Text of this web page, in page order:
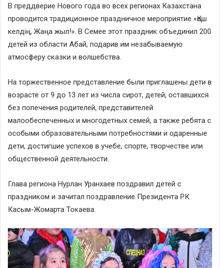
В преддверие Нового года во всех регионах Казахстана
проводится традиционное праздничное мероприятие «Қош
келдің, Жаңа жыл!». В Семее этот праздник объединил 200
детей из области Абай, подарив им незабываемую
атмосферу сказки и волшебства.
На торжественное представление были приглашены дети в
возрасте от 9 до 13 лет из числа сирот, детей, оставшихся
без попечения родителей, представителей
малообеспеченных и многодетных семей, а также ребята с
особыми образовательными потребностями и одаренные
дети, достигшие успехов в учебе, спорте, творчестве или
общественной деятельности.
Глава региона Нурлан Уранхаев поздравил детей с
праздником и зачитал поздравление Президента РК
Касым-Жомарта Токаева.